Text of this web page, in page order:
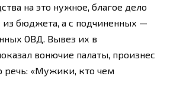
на это нужное, благое дело
из бюджета, а с подчиненных —
ОВД. Вывез их в
вонючие палаты, произнес
речь: «Мужики, кто чем